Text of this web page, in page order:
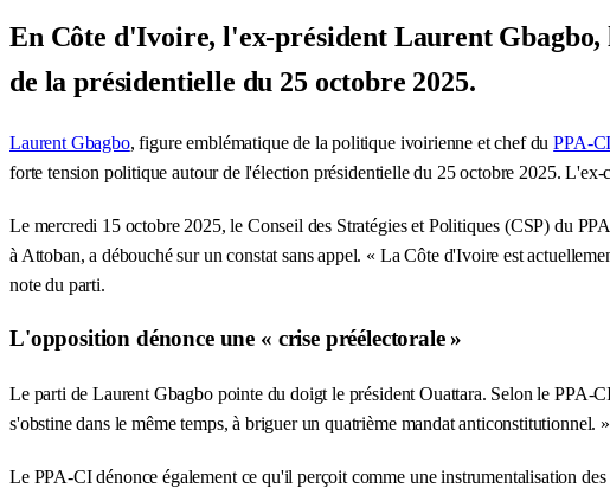
En Côte d'Ivoire, l'ex-président Laurent Gbagbo,
de la présidentielle du 25 octobre 2025.
Laurent Gbagbo, figure emblématique de la politique ivoirienne et chef duPPA-CI
forte tension politique autour de l'élection présidentielle du 25 octobre 2025.
Le mercredi 15 octobre 2025, le Conseil des Stratégies et Politiques (CSP) du
à Attoban, a débouché sur un constat sans appel. « La Côte d'Ivoire est
note du parti.
L'opposition dénonce une « crise préélectorale »
Le parti de Laurent Gbagbo pointe du doigt le président Ouattara. Selon le PPA-
s'obstine dans le même temps, à briguer un quatrième mandat anticonstitutionnel.
Le PPA-CI dénonce également ce qu'il perçoit comme une instrumentalisation